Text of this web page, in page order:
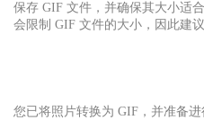
保存 GIF 文件，并确保其大小适
会限制 GIF 文件的大小，因此建
您已将照片转换为 GIF，并准备